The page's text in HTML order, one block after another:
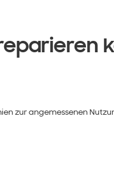
zur angemessenen